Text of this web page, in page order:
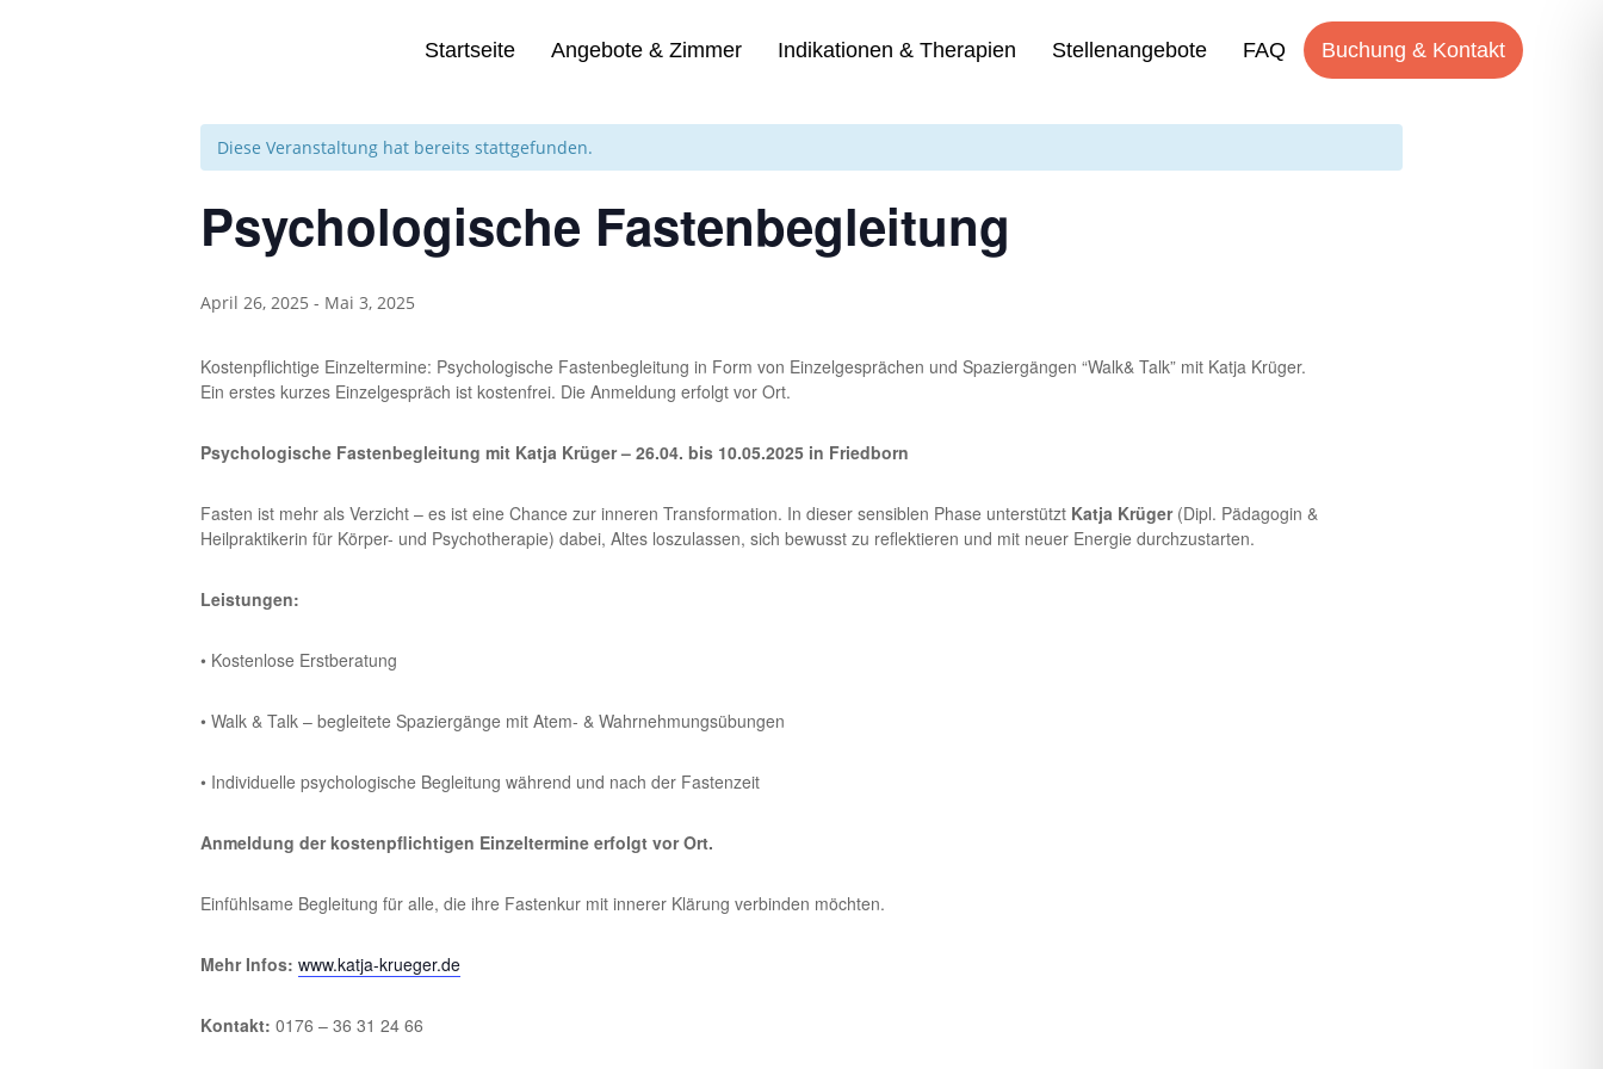
Startseite Angebote & Zimmer Indikationen & Therapien Stellenangebote FAQ Buchung & Kontakt
Diese Veranstaltung hat bereits stattgefunden.
Psychologische Fastenbegleitung
April 26, 2025 - Mai 3, 2025
Kostenpflichtige Einzeltermine: Psychologische Fastenbegleitung in Form von Einzelgesprächen und Spaziergängen “Walk& Talk” mit Katja Krüger.
Ein erstes kurzes Einzelgespräch ist kostenfrei. Die Anmeldung erfolgt vor Ort.
Psychologische Fastenbegleitung mit Katja Krüger – 26.04. bis 10.05.2025 in Friedborn
Fasten ist mehr als Verzicht – es ist eine Chance zur inneren Transformation. In dieser sensiblen Phase unterstützt Katja Krüger(Dipl. Pädagogin &
Heilpraktikerin für Körper- und Psychotherapie) dabei, Altes loszulassen, sich bewusst zu reflektieren und mit neuer Energie durchzustarten.
Leistungen:
• Kostenlose Erstberatung
• Walk & Talk – begleitete Spaziergänge mit Atem- & Wahrnehmungsübungen
• Individuelle psychologische Begleitung während und nach der Fastenzeit
Anmeldung der kostenpflichtigen Einzeltermine erfolgt vor Ort.
Einfühlsame Begleitung für alle, die ihre Fastenkur mit innerer Klärung verbinden möchten.
Mehr Infos: www.katja-krueger.de
Kontakt: 0176 – 36 31 24 66